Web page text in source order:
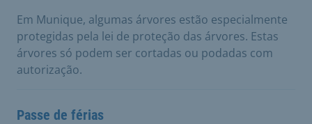
Em Munique, algumas árvores estão especialmente
protegidas pela lei de proteção das árvores. Estas
árvores só podem ser cortadas ou podadas com
autorização.
Passe de férias